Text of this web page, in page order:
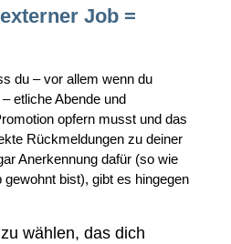
Job =
du – vor allem wenn du
etliche Abende und
opfern musst und das
Rückmeldungen zu deiner
Anerkennung dafür (so wie
bist), gibt es hingegen
wählen, das dich